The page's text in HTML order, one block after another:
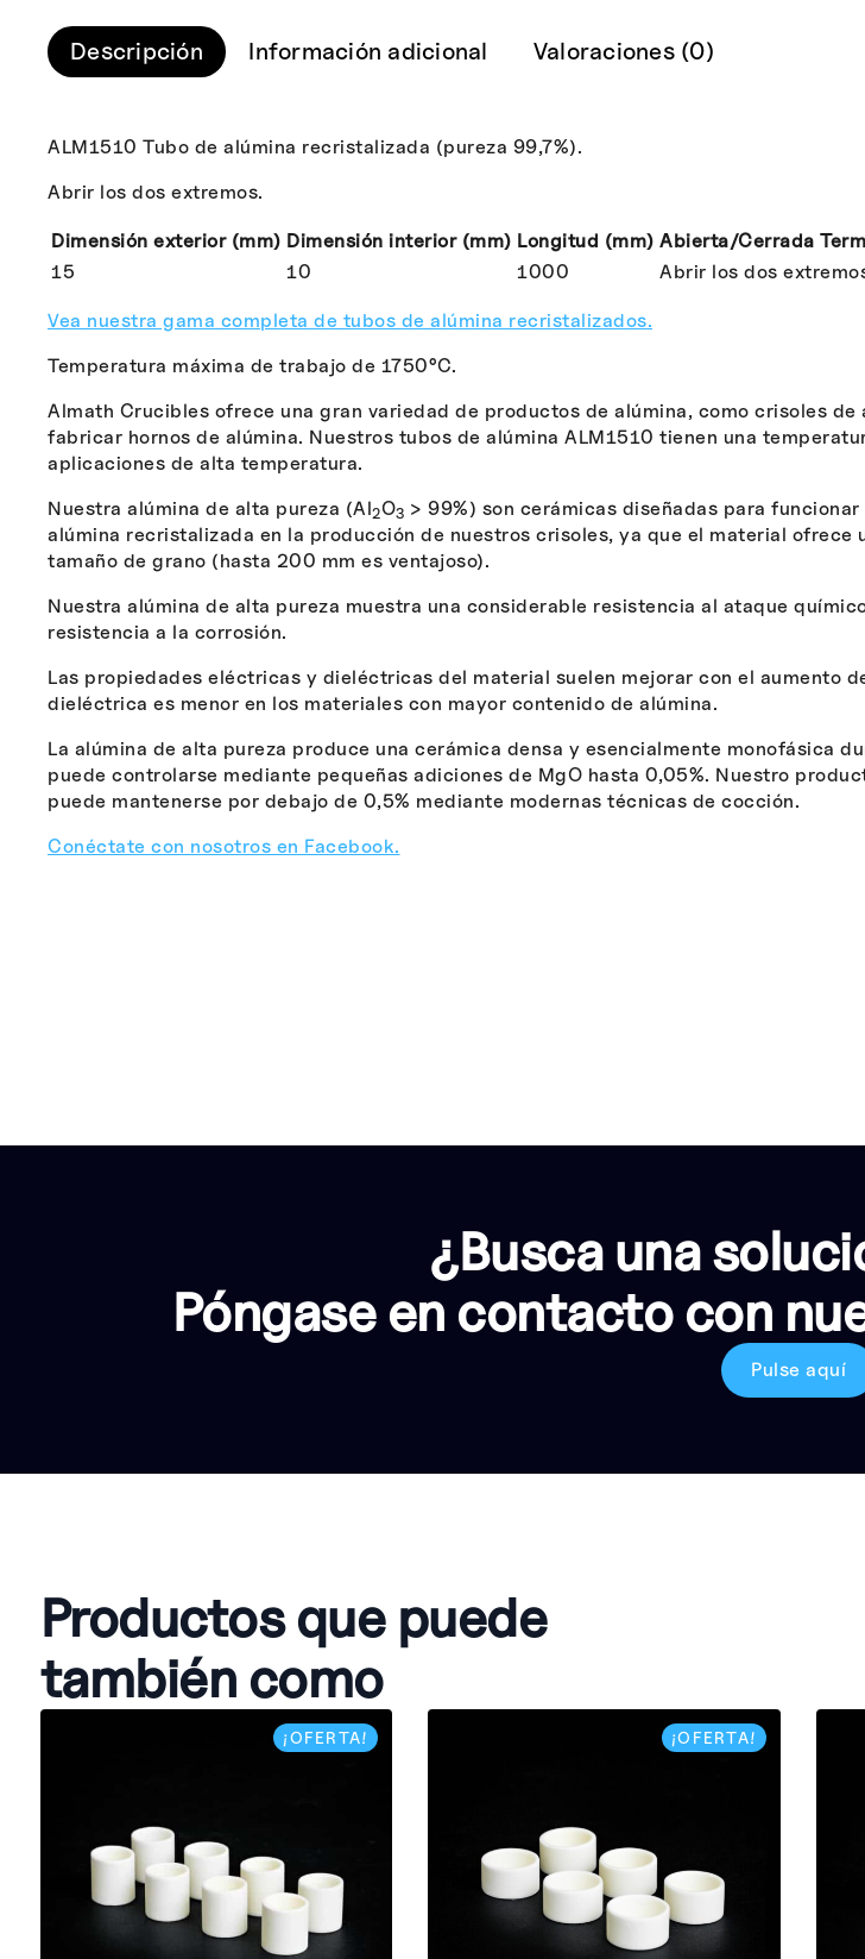
Descripción Información adicional Valoraciones (0)
ALM1510 Tubo de alúmina recristalizada (pureza 99,7%).
Abrir los dos extremos.
Dimensión exterior (mm) Dimensión interior (mm) Longitud (mm) Abierta/Cerrada
15
10 1000 Abrir los dos
Vea nuestra gama completa de tubos de alúmina recristalizados.
Temperatura máxima de trabajo de 1750°C.
Almath Crucibles ofrece una gran variedad de productos de alúmina, como crisoles
fabricar hornos de alúmina. Nuestros tubos de alúmina ALM1510 tienen una
aplicaciones de alta temperatura.
Nuestra alúmina de alta pureza (Al2O3 > 99%) son cerámicas diseñadas para
alúmina recristalizada en la producción de nuestros crisoles, ya que el material
tamaño de grano (hasta 200 mm es ventajoso).
Nuestra alúmina de alta pureza muestra una considerable resistencia al ataque
resistencia a la corrosión.
Las propiedades eléctricas y dieléctricas del material suelen mejorar con el aumento
dieléctrica es menor en los materiales con mayor contenido de alúmina.
La alúmina de alta pureza produce una cerámica densa y esencialmente monofásica
puede controlarse mediante pequeñas adiciones de MgO hasta 0,05%. Nuestro
puede mantenerse por debajo de 0,5% mediante modernas técnicas de cocción.
Conéctate con nosotros en Facebook.
¿Busca una
Póngase en contacto con
Pulse aquí
Productos que puede
también como
¡OFERTA! ¡OFERTA!